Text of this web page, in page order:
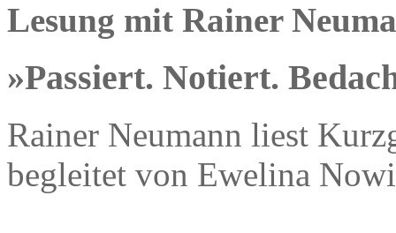
Lesung mit Rainer
»Passiert. Notiert.
Rainer Neumann liest
begleitet von Ewelina